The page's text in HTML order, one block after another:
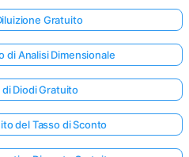
Gratuito
di Analisi Dimensionale
Diodi Gratuito
del Tasso di Sconto